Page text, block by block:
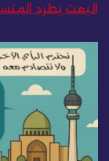
البعث يطرد